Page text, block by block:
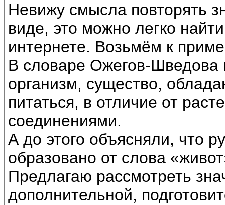
Невижу смысла повторять
виде, это можно легко
интернете. Возьмём к
В словаре Ожегов-
организм, существо,
питаться, в отличие от
соединениями.
А до этого объясняли, что
образовано от слова
Предлагаю рассмотреть
дополнительной,